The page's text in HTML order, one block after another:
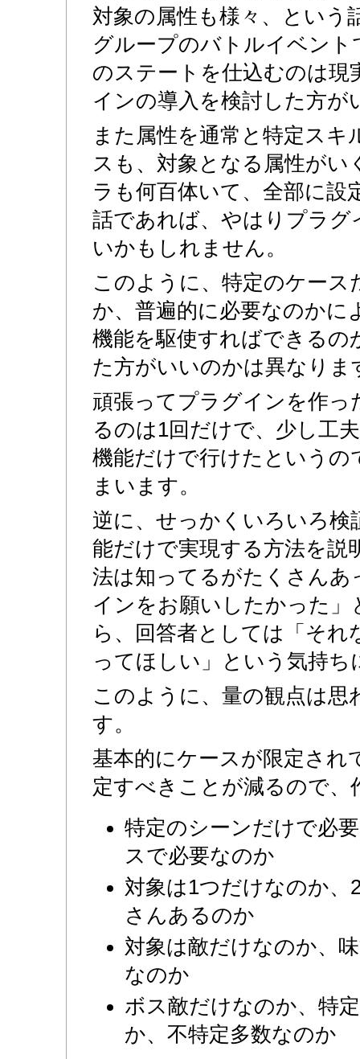
対象の属性も様々、という
グループのバトルイベント
のステートを仕込むのは現
インの導入を検討した方が
また属性を通常と特定スキ
スも、対象となる属性が
ラも何百体いて、全部に設
話であれば、やはりプラグ
いかもしれません。
このように、特定のケース
か、普遍的に必要なのかに
機能を駆使すればできるの
た方がいいのかは異なりま
頑張ってプラグインを作っ
るのは1回だけで、少し工
機能だけで行けたというの
まいます。
逆に、せっかくいろいろ検
能だけで実現する方法を説
法は知ってるがたくさん
インをお願いしたかった」
ら、回答者としては「そ
ってほしい」という気持ち
このように、量の観点は思
す。
基本的にケースが限定され
定すべきことが減るので
特定のシーンだけで必
スで必要なのか
対象は1つだけなのか、
さんあるのか
対象は敵だけなのか、
なのか
ボス敵だけなのか、特
か、不特定多数なのか